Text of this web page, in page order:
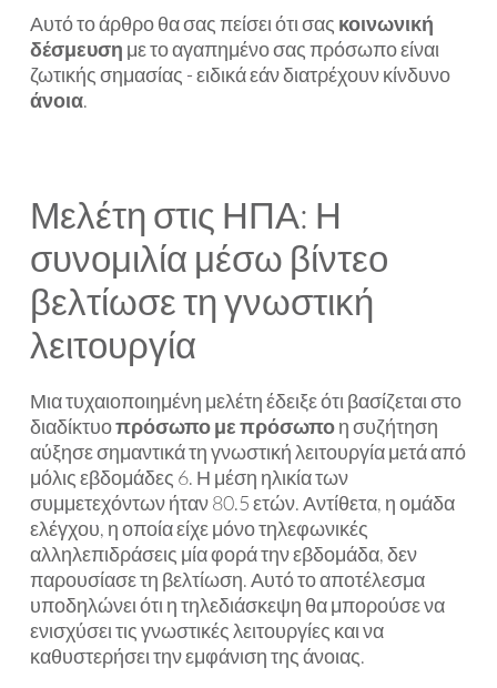
Αυτό το άρθρο θα σας πείσει ότι σας κοινωνική
δέσμευση με το αγαπημένο σας πρόσωπο είναι
ζωτικής σημασίας - ειδικά εάν διατρέχουν κίνδυνο
άνοια.
Μελέτη στις ΗΠΑ: Η
συνομιλία μέσω βίντεο
βελτίωσε τη γνωστική
λειτουργία
Μια τυχαιοποιημένη μελέτη έδειξε ότι βασίζεται στο
διαδίκτυοπρόσωπο με πρόσωποη συζήτηση
αύξησε σημαντικά τη γνωστική λειτουργία μετά από
μόλις εβδομάδες 6. Η μέση ηλικία των
συμμετεχόντων ήταν 80.5 ετών. Αντίθετα, η ομάδα
ελέγχου, η οποία είχε μόνο τηλεφωνικές
αλληλεπιδράσεις μία φορά την εβδομάδα, δεν
παρουσίασε τη βελτίωση. Αυτό το αποτέλεσμα
υποδηλώνει ότι η τηλεδιάσκεψη θα μπορούσε να
ενισχύσει τις γνωστικές λειτουργίες και να
καθυστερήσει την εμφάνιση της άνοιας.